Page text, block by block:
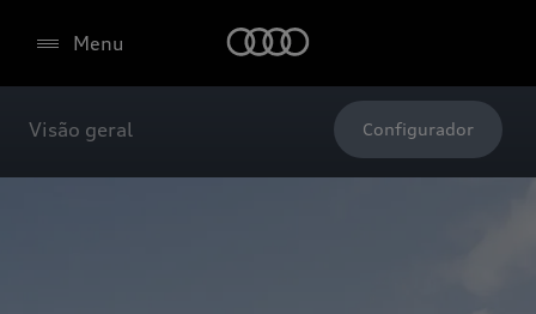
Menu
Visão geral Configurador